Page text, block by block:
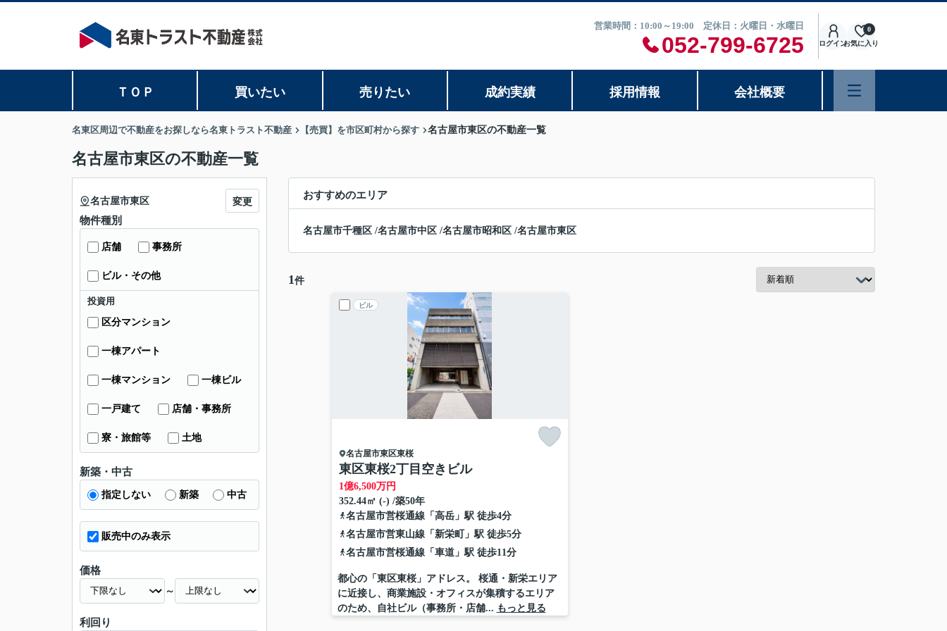
営業時間：10:00～19:00 定休日：火曜日・水曜日
052-799-6725 ログインお気に入り
0
ＴＯＰ 買いたい 売りたい 成約実績 採用情報 会社概要
名東区周辺で不動産をお探しなら名東トラスト不動産 【売買】を市区町村から探す 名古屋市東区の不動産一覧
名古屋市東区の不動産一覧
おすすめのエリア
名古屋市千種区 /名古屋市中区 /名古屋市昭和区 /名古屋市東区
1 件
ビル
名古屋市東区東桜
東区東桜2丁目空きビル
1億6,500万円
352.44㎡ (-) /築50年
名古屋市営桜通線「 高岳」駅 徒歩4分
名古屋市営東山線「 新栄町
」駅 徒歩5分
名古屋市営桜通線「 車道」駅 徒歩11分
都心の「東区東桜」アドレス。 桜通・新栄エリア
に近接し、商業施設・オフィスが集積するエリア
のため、自社ビル（事務所・店舗... もっと見る
名古屋市東区 変更
物件種別
店舗 事務所
ビル・その他
投資用
区分マンション
一棟アパート
一棟マンション 一棟ビル
一戸建て 店舗・事務所
寮・旅館等 土地
新築・中古
指定しない 新築 中古
販売中のみ表示
価格
～
利回り